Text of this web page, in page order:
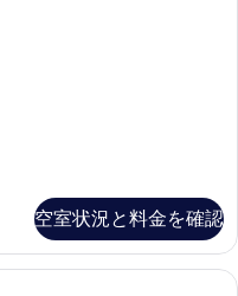
空室状況と料金を確認